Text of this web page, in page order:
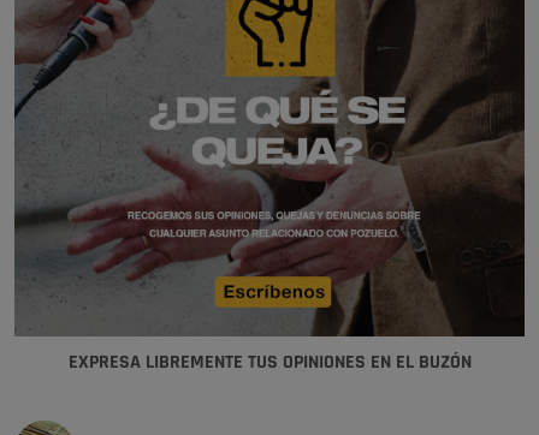
EXPRESA LIBREMENTE TUS OPINIONES EN EL BUZÓN